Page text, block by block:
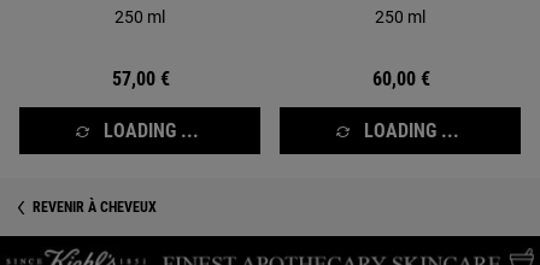
250 ml
57,00 €
LOADING ...
250 ml
60,00 €
LOADING ...
REVENIR À CHEVEUX